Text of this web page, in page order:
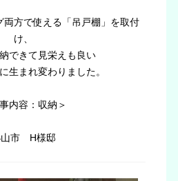
両方で使える「吊戸棚」を取付
け、
できて見栄えも良い
生まれ変わりました。
内容：収納＞
市 H様邸